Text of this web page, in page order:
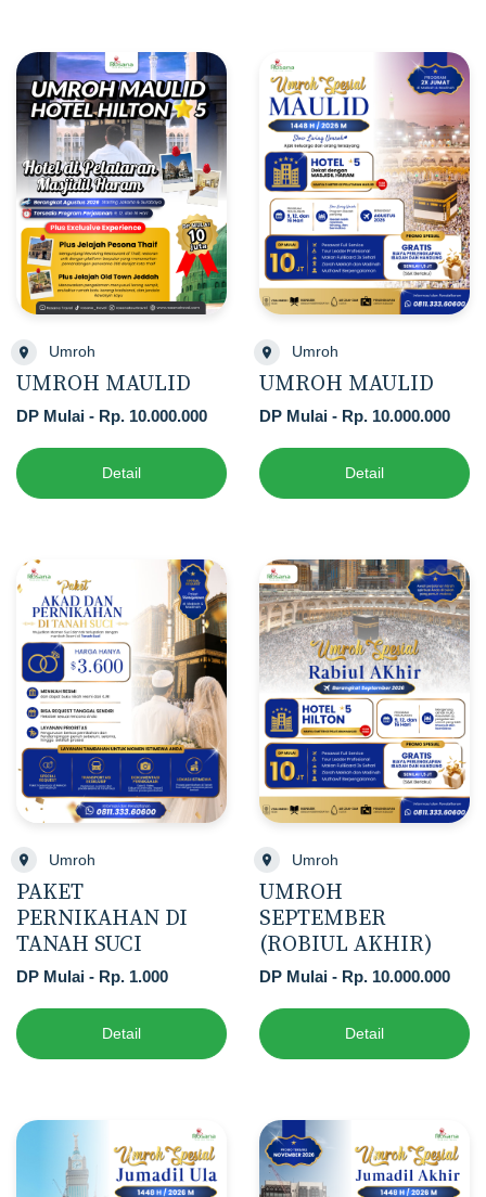
Umroh
UMROH MAULID
DP Mulai - Rp. 10.000.000
Detail
Umroh
UMROH MAULID
DP Mulai - Rp. 10.000.000
Detail
Umroh
PAKET
PERNIKAHAN DI
TANAH SUCI
DP Mulai - Rp. 1.000
Detail
Umroh
UMROH
SEPTEMBER
(ROBIUL AKHIR)
DP Mulai - Rp. 10.000.000
Detail